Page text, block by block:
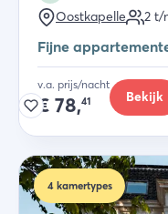
Oostkapelle
2 t/
Fijne
v.a. prijs/nacht
€ 78,41 Bekijk
4 kamertypes